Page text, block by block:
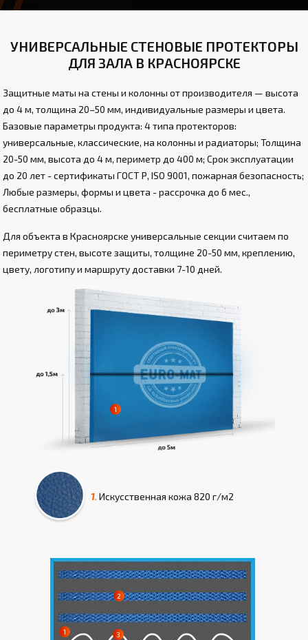
УНИВЕРСАЛЬНЫЕ СТЕНОВЫЕ ПРОТЕКТОРЫ
ДЛЯ ЗАЛА В КРАСНОЯРСКЕ
Защитные маты на стены и колонны от производителя — высота
до 4 м, толщина 20–50 мм, индивидуальные размеры и цвета.
Базовые параметры продукта: 4 типа протекторов:
универсальные, классические, на колонны и радиаторы; Толщина
20-50 мм, высота до 4 м, периметр до 400 м; Срок эксплуатации
до 20 лет - сертификаты ГОСТ Р, ISO 9001, пожарная безопасность;
Любые размеры, формы и цвета - рассрочка до 6 мес.,
бесплатные образцы.
Для объекта в Красноярске универсальные секции считаем по
периметру стен, высоте защиты, толщине 20-50 мм, креплению,
цвету, логотипу и маршруту доставки 7-10 дней.
1. Искусcтвенная кожа 820 г/м2